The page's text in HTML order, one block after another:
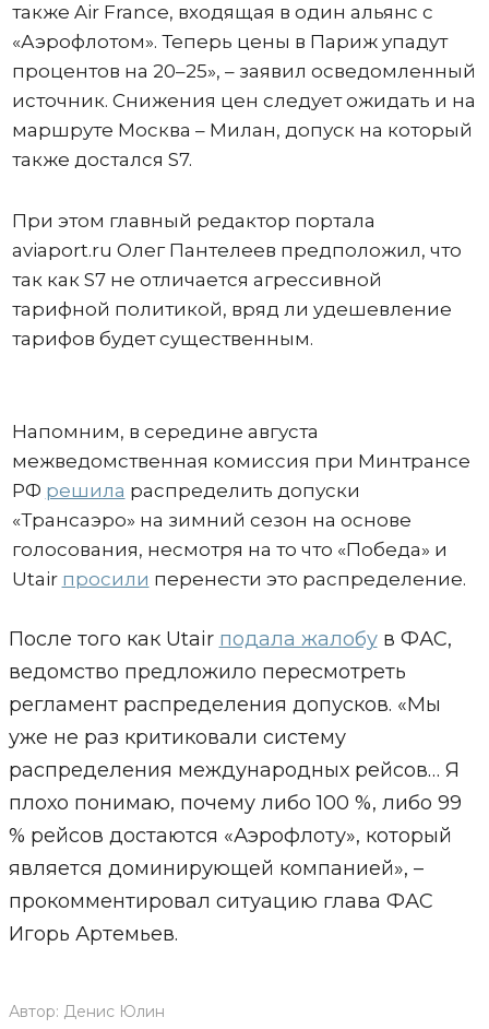
также Air France, входящая в один альянс с
«Аэрофлотом». Теперь цены в Париж упадут
процентов на 20–25», – заявил осведомленный
источник. Снижения цен следует ожидать и на
маршруте Москва – Милан, допуск на который
также достался S7.
При этом главный редактор портала
aviaport.ru Олег Пантелеев предположил, что
так как S7 не отличается агрессивной
тарифной политикой, вряд ли удешевление
тарифов будет существенным.
Напомним, в середине августа
межведомственная комиссия при Минтрансе
РФ решила распределить допуски
«Трансаэро» на зимний сезон на основе
голосования, несмотря на то что «Победа» и
Utair просили перенести это распределение.
После того как Utair подала жалобув ФАС,
ведомство предложило пересмотреть
регламент распределения допусков. «Мы
уже не раз критиковали систему
распределения международных рейсов… Я
плохо понимаю, почему либо 100 %, либо 99
% рейсов достаются «Аэрофлоту», который
является доминирующей компанией», –
прокомментировал ситуацию глава ФАС
Игорь Артемьев.
Автор: Денис Юлин